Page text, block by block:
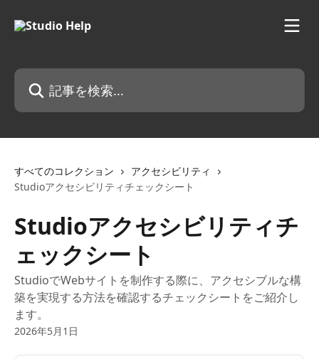
記事を検索...
すべてのコレクション
アクセシビリティ
Studioアクセシビリティチェックシート
Studioアクセシビリティチ
ェックシート
StudioでWebサイトを制作する際に、アクセシブルな構
築を実現する方法を確認するチェックシートをご紹介し
ます。
2026年5月1日